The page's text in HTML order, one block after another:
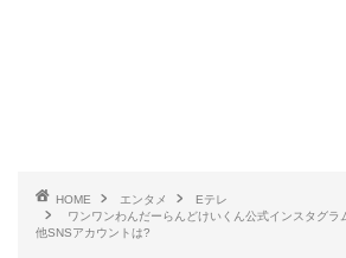
HOME エンタメ
Eテレ
ワンワンわんだーらんどけいくん公式インスタグラ
他SNSアカウントは?